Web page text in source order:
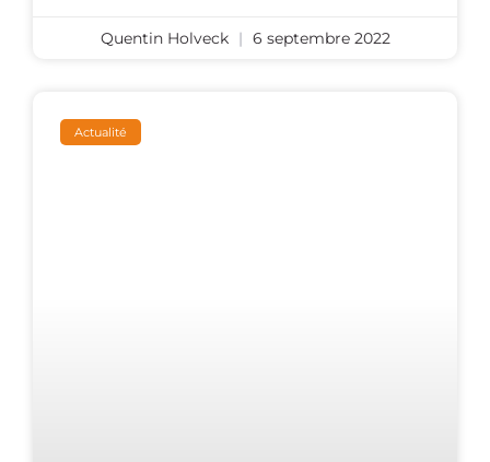
Quentin Holveck 6 septembre 2022
Actualité